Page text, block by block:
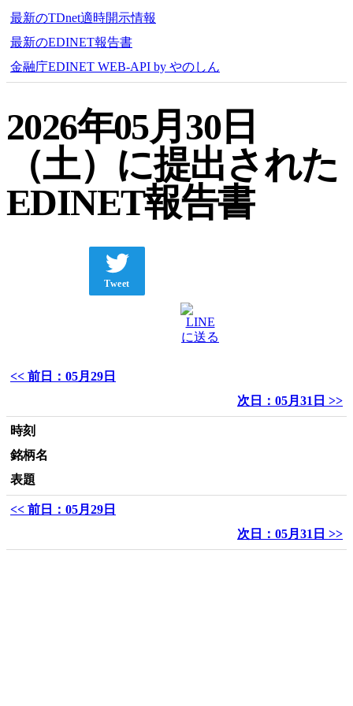
最新のTDnet適時開示情報
最新のEDINET報告書
金融庁EDINET WEB-API by やのしん
2026年05月30日
（土）に提出された
EDINET報告書
Tweet
<< 前日：05月29日
次日：05月31日 >>
時刻
銘柄名
表題
<< 前日：05月29日
次日：05月31日 >>